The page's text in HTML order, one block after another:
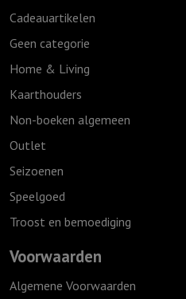
Cadeauartikelen
Geen categorie
Home & Living
Kaarthouders
Non-boeken algemeen
Outlet
Seizoenen
Speelgoed
Troost en bemoediging
Voorwaarden
Algemene Voorwaarden